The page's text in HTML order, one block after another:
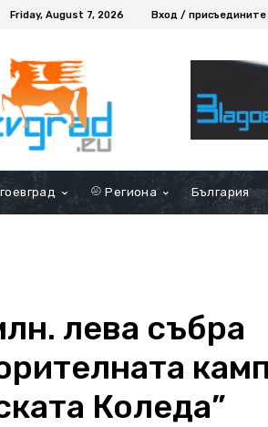
Friday, August 7, 2026 Вход / присъедините
Региона България
лева събра
Коледа”